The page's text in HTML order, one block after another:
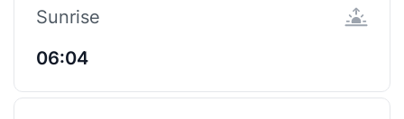
Sunrise
06:04